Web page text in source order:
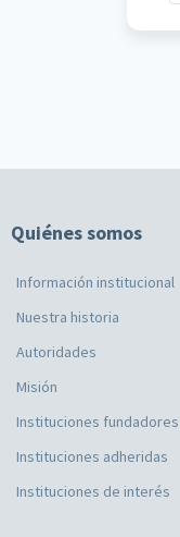
Quiénes somos
Información institucional
Nuestra historia
Autoridades
Misión
Instituciones fundadores
Instituciones adheridas
Instituciones de interés